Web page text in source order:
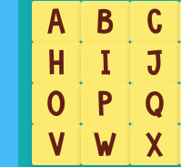
A B C
H
I J
O
P Q
V
W X